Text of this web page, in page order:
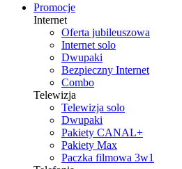
Promocje
Internet
Oferta jubileuszowa
Internet solo
Dwupaki
Bezpieczny Internet
Combo
Telewizja
Telewizja solo
Dwupaki
Pakiety CANAL+
Pakiety Max
Paczka filmowa 3w1